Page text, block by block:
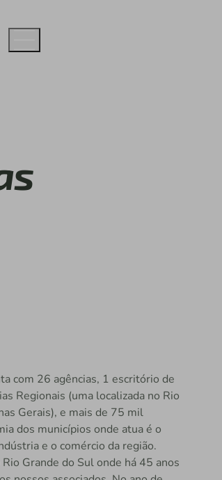
com 26 agências, 1 escritório de
Regionais (uma localizada no Rio
Gerais), e mais de 75 mil
dos municípios onde atua é o
e o comércio da região.
Grande do Sul onde há 45 anos